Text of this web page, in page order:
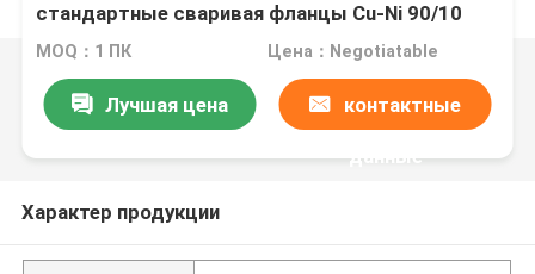
стандартные сваривая фланцы Cu-Ni 90/10
Uns C70600 стальные
MOQ：1 ПК Цена：Negotiatable
Лучшая цена контактные
данные
Характер продукции